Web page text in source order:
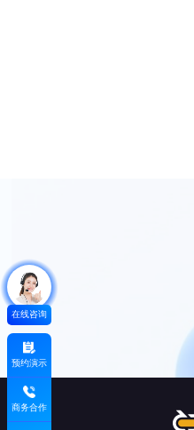
在线咨询
预约演示
商务合作